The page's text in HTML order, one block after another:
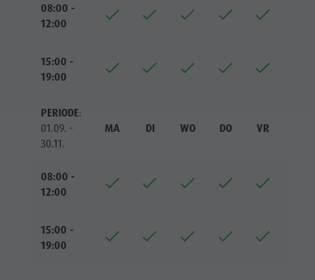
08:00 -
12:00
15:00 -
19:00
PERIODE:
01.09. -
30.11.
MA DI WO DO VR
08:00 -
12:00
15:00 -
19:00